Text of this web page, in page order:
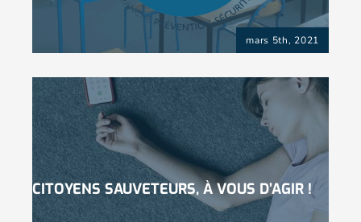
mars 5th, 2021
CITOYENS SAUVETEURS, À VOUS D’AGIR !